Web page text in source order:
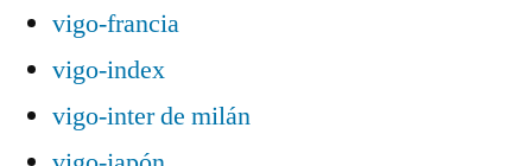
vigo-francia
vigo-index
vigo-inter de milán